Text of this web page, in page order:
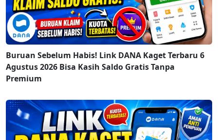
Buruan Sebelum Habis! Link DANA Kaget Terbaru 6
Agustus 2026 Bisa Kasih Saldo Gratis Tanpa
Premium